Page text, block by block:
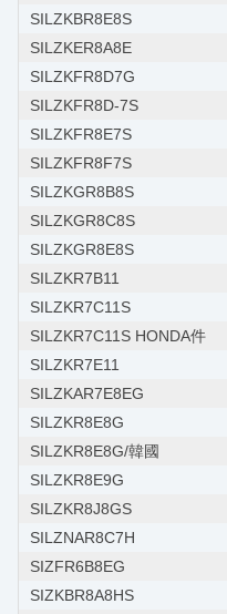
SILZKBR8E8S
SILZKER8A8E
SILZKFR8D7G
SILZKFR8D-7S
SILZKFR8E7S
SILZKFR8F7S
SILZKGR8B8S
SILZKGR8C8S
SILZKGR8E8S
SILZKR7B11
SILZKR7C11S
SILZKR7C11S HONDA件
SILZKR7E11
SILZKAR7E8EG
SILZKR8E8G
SILZKR8E8G/韓國
SILZKR8E9G
SILZKR8J8GS
SILZNAR8C7H
SIZFR6B8EG
SIZKBR8A8HS